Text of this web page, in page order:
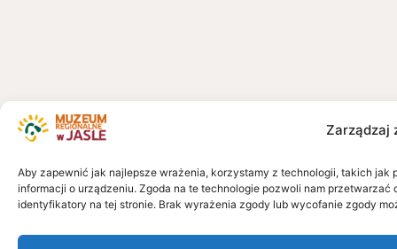
Zarządzaj
Aby zapewnić jak najlepsze wrażenia, korzystamy z technologii, takich
informacji o urządzeniu. Zgoda na te technologie pozwoli nam
identyfikatory na tej stronie. Brak wyrażenia zgody lub wycofanie zgody